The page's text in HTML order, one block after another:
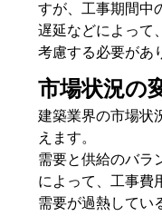
すが、工事期間中
遅延などによって
考慮する必要があ
市場状況の
建築業界の市場状
えます。
需要と供給のバラ
によって、工事費
需要が過熱してい